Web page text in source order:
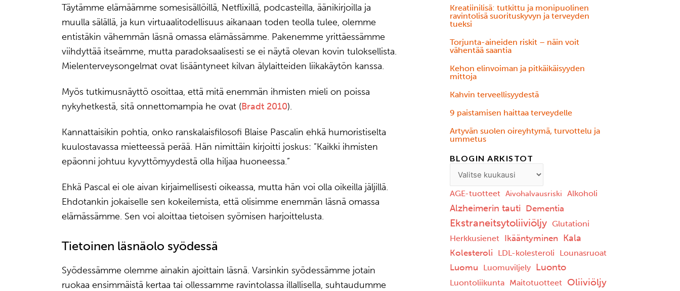
Täytämme elämäämme somesisällöillä, Netflixillä, podcasteilla, äänikirjoilla ja
muulla sälällä, ja kun virtuaalitodellisuus aikanaan toden teolla tulee, olemme
entistäkin vähemmän läsnä omassa elämässämme. Pakenemme yrittäessämme
viihdyttää itseämme, mutta paradoksaalisesti se ei näytä olevan kovin tuloksellista.
Mielenterveysongelmat ovat lisääntyneet kilvan älylaitteiden liikakäytön kanssa.
Myös tutkimusnäyttö osoittaa, että mitä enemmän ihmisten mieli on poissa
nykyhetkestä, sitä onnettomampia he ovat (Bradt 2010).
Kannattaisikin pohtia, onko ranskalaisfilosofi Blaise Pascalin ehkä humoristiselta
kuulostavassa mietteessä perää. Hän nimittäin kirjoitti joskus: ”Kaikki ihmisten
epäonni johtuu kyvyttömyydestä olla hiljaa huoneessa.”
Ehkä Pascal ei ole aivan kirjaimellisesti oikeassa, mutta hän voi olla oikeilla jäljillä.
Ehdotankin jokaiselle sen kokeilemista, että olisimme enemmän läsnä omassa
elämässämme. Sen voi aloittaa tietoisen syömisen harjoittelusta.
Tietoinen läsnäolo syödessä
Syödessämme olemme ainakin ajoittain läsnä. Varsinkin syödessämme jotain
ruokaa ensimmäistä kertaa tai ollessamme ravintolassa illallisella, suhtaudumme
Kreatiinilisä: tutkittu ja monipuolinen
ravintolisä suorituskyvyn ja terveyden
tueksi
Torjunta-aineiden riskit – näin voit
vähentää saantia
Kehon elinvoiman ja pitkäikäisyyden
mittoja
Kahvin terveellisyydestä
9 paistamisen haittaa terveydelle
Ärtyvän suolen oireyhtymä, turvottelu ja
ummetus
BLOGIN ARKISTOT
AGE-tuotteet Aivohalvausriski Alkoholi
Alzheimerin tauti Dementia
Ekstraneitsytoliiviöljy Glutationi
Herkkusienet Ikääntyminen Kala
Kolesteroli LDL-kolesteroli Lounasruoat
Luomu Luomuviljely Luonto
Luontoliikunta Maitotuotteet Oliiviöljy